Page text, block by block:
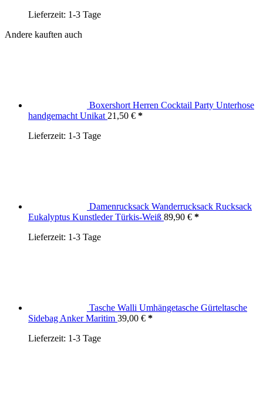
Lieferzeit: 1-3 Tage
Andere kauften auch
Boxershort Herren Cocktail Party Unterhose
handgemacht Unikat 21,50 €
Lieferzeit: 1-3 Tage
Damenrucksack Wanderrucksack Rucksack
Eukalyptus Kunstleder Türkis-Weiß 89,90 €
Lieferzeit: 1-3 Tage
Tasche Walli Umhängetasche Gürteltasche
Sidebag Anker Maritim 39,00 €
Lieferzeit: 1-3 Tage